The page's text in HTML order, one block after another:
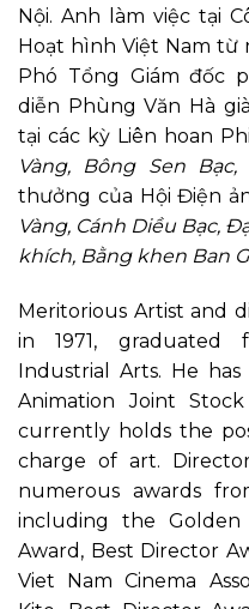
Nội. Anh làm việc tại
Hoạt hình Việt Nam từ
Phó Tổng Giám đốc
diễn Phùng Văn Hà
tại các kỳ Liên hoan
Vàng, Bông Sen
thưởng của Hội Điện
Vàng, Cánh Diều Bạc,
khích, Bằng khen Ban
Meritorious Artist and
in 1971, graduated
Industrial Arts. He
Animation Joint
currently holds the
charge of art.
numerous awards
including the Golden
Award, Best Director
Viet Nam Cinema